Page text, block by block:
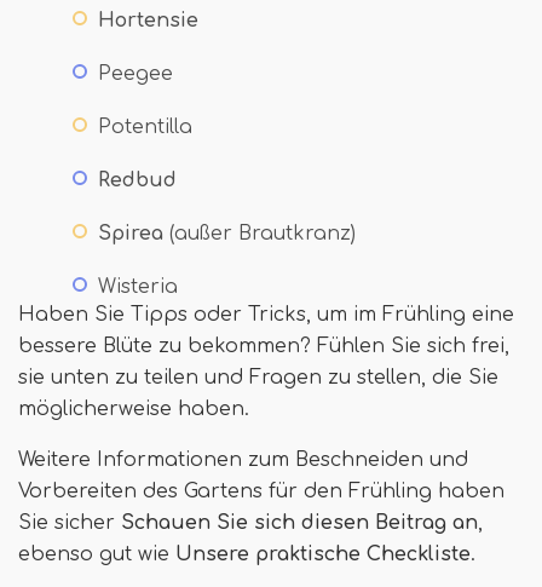
Hortensie
Peegee
Potentilla
Redbud
Spirea (außer Brautkranz)
Wisteria
Haben Sie Tipps oder Tricks, um im Frühling eine
bessere Blüte zu bekommen? Fühlen Sie sich frei,
sie unten zu teilen und Fragen zu stellen, die Sie
möglicherweise haben.
Weitere Informationen zum Beschneiden und
Vorbereiten des Gartens für den Frühling haben
Sie sicher Schauen Sie sich diesen Beitrag an,
ebenso gut wie Unsere praktische Checkliste.